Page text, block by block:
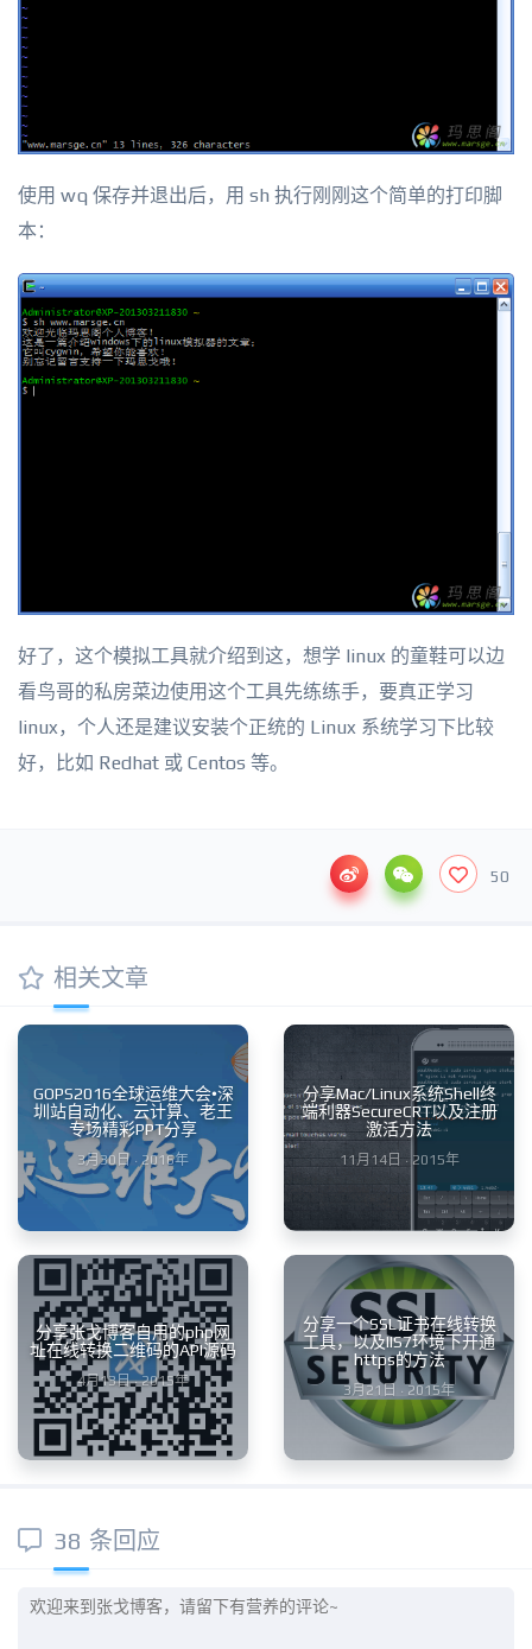
使用 wq 保存并退出后，用 sh 执行刚刚这个简单的打印脚
本：
好了，这个模拟工具就介绍到这，想学 linux 的童鞋可以边
看鸟哥的私房菜边使用这个工具先练练手，要真正学习
linux，个人还是建议安装个正统的 Linux 系统学习下比较
好，比如 Redhat 或 Centos 等。
50
相关文章
GOPS2016全球运维大会•深
圳站自动化、云计算、老王
专场精彩PPT分享
3月30日 · 2016年
分享Mac/Linux系统Shell终
端利器SecureCRT以及注册
激活方法
11月14日 · 2015年
分享张戈博客自用的php网
址在线转换二维码的API源码
4月13日 · 2015年
分享一个SSL证书在线转换
工具，以及IIS7环境下开通
https的方法
3月21日 · 2015年
38 条回应